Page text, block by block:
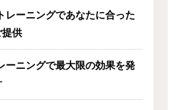
レーニングであなたに合った
提供
ーニングで最大限の効果を発